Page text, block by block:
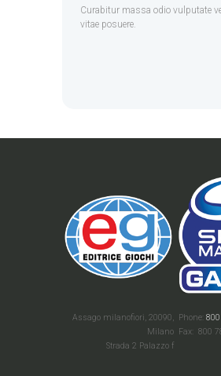
Curabitur massa odio vulputate
vitae posuere.
Phone:
Fax: 800
Assago milanofiori, 20090,
Milano
Strada 2 Palazzo f